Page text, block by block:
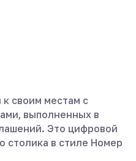
к своим местам с
выполненных в
Это цифровой
столика в стиле Номер